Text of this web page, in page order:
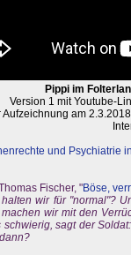
Pippi im
Version 1 mit Youtube-
Aufzeichnung am
und Psychiatrie
Fischer, "Böse,
halten wir für "normal"?
machen wir mit den
schwierig, sagt der